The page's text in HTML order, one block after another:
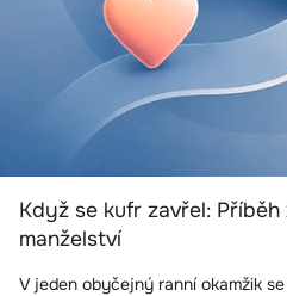
Když se kufr zavřel:
manželství
V jeden obyčejný ranní okamžik